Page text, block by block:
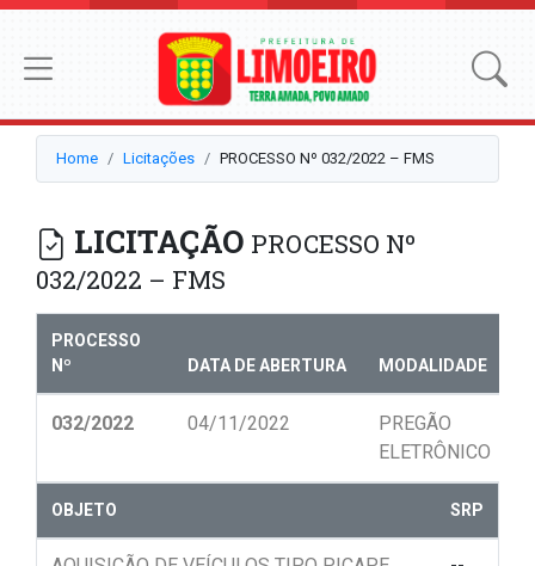
Home Licitações PROCESSO Nº 032/2022 – FMS
LICITAÇÃO PROCESSO Nº
032/2022 – FMS
PROCESSO
Nº
DATA DE ABERTURA MODALIDADE
032/2022 04/11/2022
PREGÃO
ELETRÔNICO
OBJETO SRP